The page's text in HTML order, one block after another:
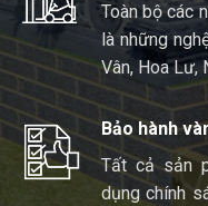
Toàn bộ các
là những
Vân, Hoa Lư,
Bảo hành
Tất cả sản
dụng chính